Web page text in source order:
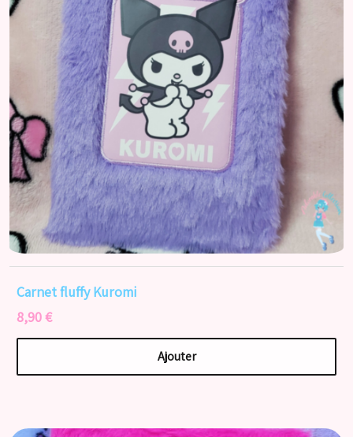
Carnet fluffy Kuromi
8,90 €
Ajouter